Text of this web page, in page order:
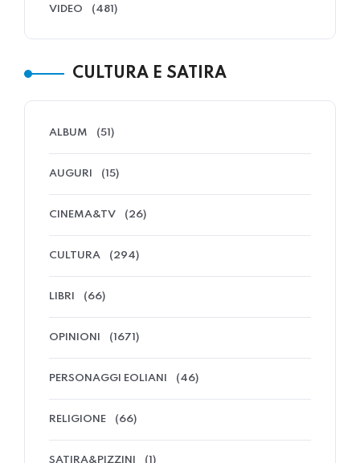
VIDEO (481)
CULTURA E SATIRA
ALBUM (51)
AUGURI (15)
CINEMA&TV (26)
CULTURA (294)
LIBRI (66)
OPINIONI (1671)
PERSONAGGI EOLIANI (46)
RELIGIONE (66)
SATIRA&PIZZINI (1)